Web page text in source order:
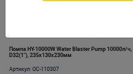
Помпа HY-10000W Water Blaster Pump 10000л/
D32(1"), 235х130х230мм
Артикул: OC-110307